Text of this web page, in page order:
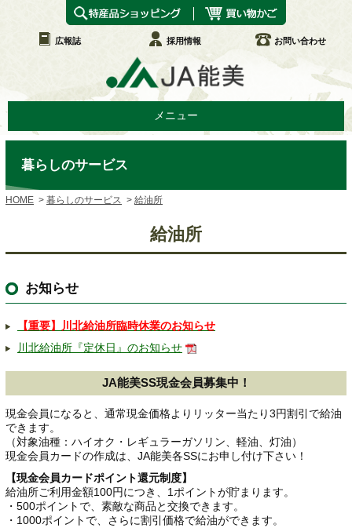
広報誌 採用情報 お問い合わせ
メニュー
暮らしのサービス
HOME 暮らしのサービス 給油所
給油所
お知らせ
【重要】川北給油所臨時休業のお知らせ
川北給油所『定休日』のお知らせ
JA能美SS現金会員募集中！
現金会員になると、通常現金価格よりリッター当たり3円割引で給油
できます。
（対象油種：ハイオク・レギュラーガソリン、軽油、灯油）
現金会員カードの作成は、JA能美各SSにお申し付け下さい！
【現金会員カードポイント還元制度】
給油所ご利用金額100円につき、1ポイントが貯まります。
・500ポイントで、素敵な商品と交換できます。
・1000ポイントで、さらに割引価格で給油ができます。